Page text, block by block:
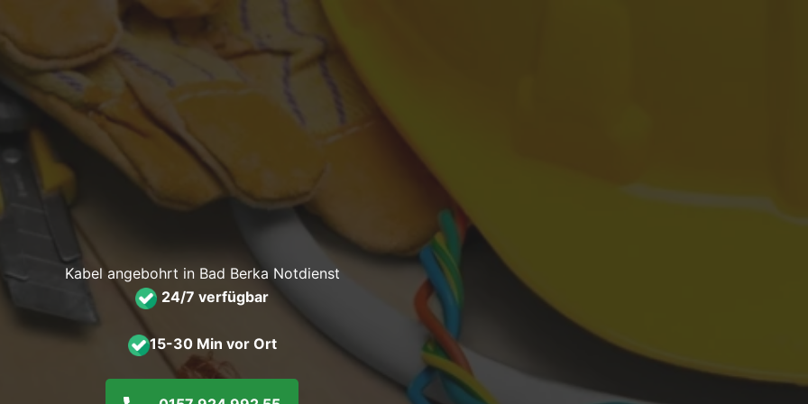
Kabel angebohrt in Bad Berka Notdienst
24/7 verfügbar
15-30 Min vor Ort